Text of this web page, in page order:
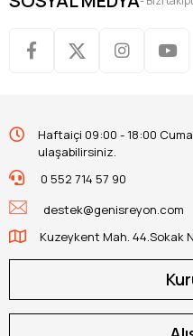
Haftaiçi 09:00 - 18:00
ulaşabilirsiniz.
0 552 714 57 90
destek@genisreyon.com
Kuzeykent Mah. 44.Sokak